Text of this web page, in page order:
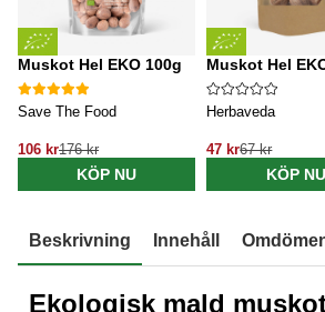
Muskot Hel EKO 100g
Save The Food
106 kr176 kr
KÖP NU
Muskot Hel
Herbaveda
47 kr67 kr
KÖP NU
Beskrivning Innehåll
Ekologisk mald